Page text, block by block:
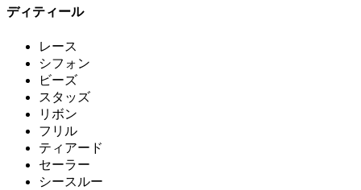
ディティール
レース
シフォン
ビーズ
スタッズ
リボン
フリル
ティアード
セーラー
シースルー